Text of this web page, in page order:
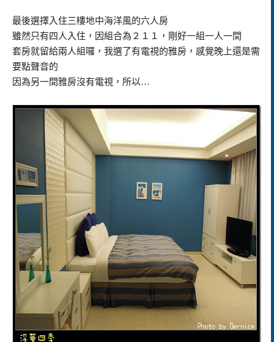
最後選擇入住三樓地中海洋風的六人房
雖然只有四人入住，因組合為２１１，剛好一組一人一間
套房就留給兩人組囉，我選了有電視的雅房，感覺晚上還是需
要點聲音的
因為另一間雅房沒有電視，所以…